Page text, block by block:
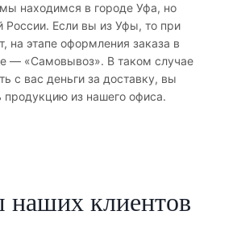
находимся в городе Уфа, но
России. Если вы из Уфы, то при
на этапе оформления заказа в
— «Самовывоз». В таком случае
с вас деньги за доставку, вы
продукцию из нашего офиса.
клиентов